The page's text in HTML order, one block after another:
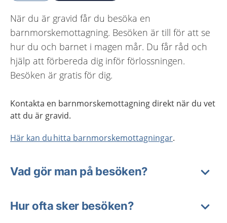
När du är gravid får du besöka en
barnmorskemottagning. Besöken är till för att se
hur du och barnet i magen mår. Du får råd och
hjälp att förbereda dig inför förlossningen.
Besöken är gratis för dig.
Kontakta en barnmorskemottagning direkt när du vet
att du är gravid.
Här kan du hitta barnmorskemottagningar.
Vad gör man på besöken?
Hur ofta sker besöken?